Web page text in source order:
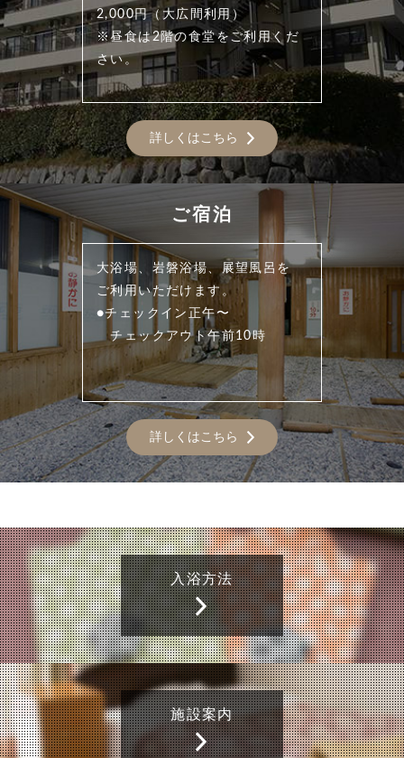
2,000円（大広間利用）
※昼食は2階の食堂をご利用くだ
さい。
詳しくはこちら
ご宿泊
大浴場、岩磐浴場、展望風呂を
ご利用いただけます。
●チェックイン正午〜
チェックアウト午前10時
詳しくはこちら
入浴方法
施設案内